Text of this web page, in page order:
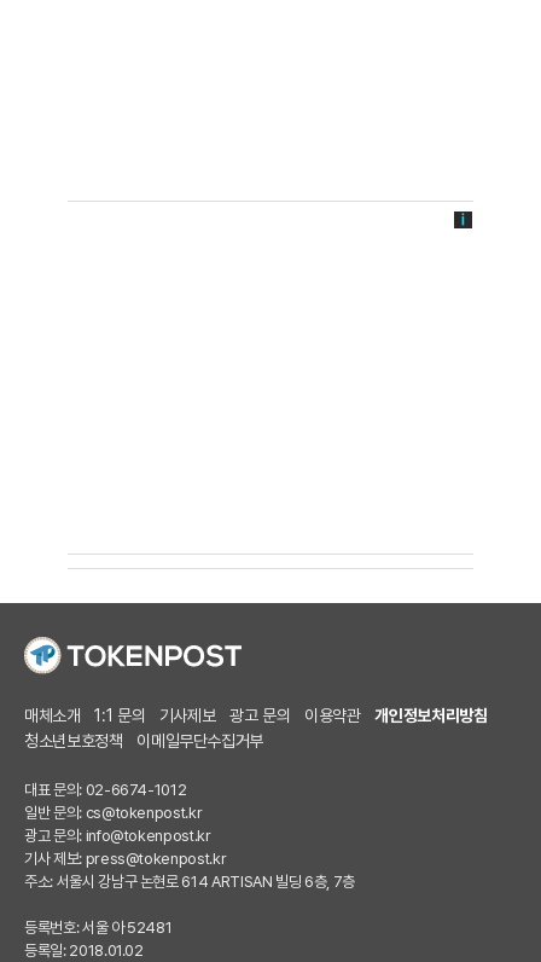
매체소개 1:1 문의 기사제보 광고 문의 이용약관
개인정보처리방침
청소년보호정책
이메일무단수집거부
대표 문의: 02-6674-1012
일반 문의: cs@tokenpost.kr
광고 문의: info@tokenpost.kr
기사 제보: press@tokenpost.kr
주소: 서울시 강남구 논현로 614 ARTISAN 빌딩 6층, 7층
등록번호: 서울 아 52481
등록일: 2018.01.02